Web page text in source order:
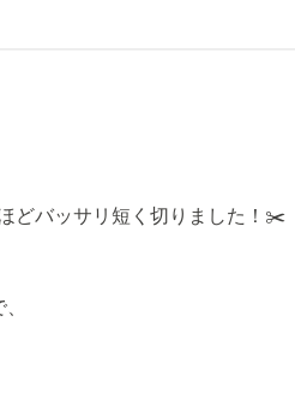
どバッサリ短く切りました！✂️